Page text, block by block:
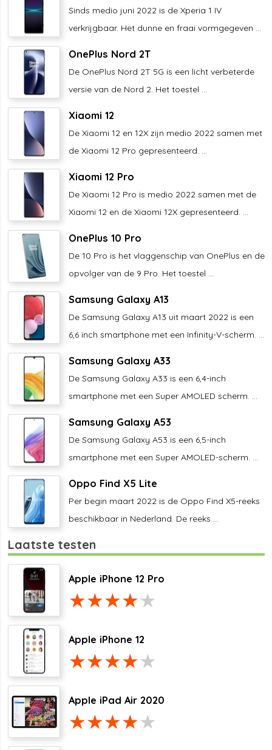
Sinds medio juni 2022 is de Xperia 1 IV
verkrijgbaar. Het dunne en fraai vormgegeven ...
OnePlus Nord 2T
De OnePlus Nord 2T 5G is een licht verbeterde
versie van de Nord 2. Het toestel ...
Xiaomi 12
De Xiaomi 12 en 12X zijn medio 2022 samen met
de Xiaomi 12 Pro gepresenteerd. ...
Xiaomi 12 Pro
De Xiaomi 12 Pro is medio 2022 samen met de
Xiaomi 12 en de Xiaomi 12X gepresenteerd. ...
OnePlus 10 Pro
De 10 Pro is het vlaggenschip van OnePlus en de
opvolger van de 9 Pro. Het toestel ...
Samsung Galaxy A13
De Samsung Galaxy A13 uit maart 2022 is een
6,6 inch smartphone met een Infinity-V-scherm. ...
Samsung Galaxy A33
De Samsung Galaxy A33 is een 6,4-inch
smartphone met een Super AMOLED scherm. ...
Samsung Galaxy A53
De Samsung Galaxy A53 is een 6,5-inch
smartphone met een Super AMOLED-scherm. ...
Oppo Find X5 Lite
Per begin maart 2022 is de Oppo Find X5-reeks
beschikbaar in Nederland. De reeks ...
Laatste testen
Apple iPhone 12 Pro
Apple iPhone 12
Apple iPad Air 2020